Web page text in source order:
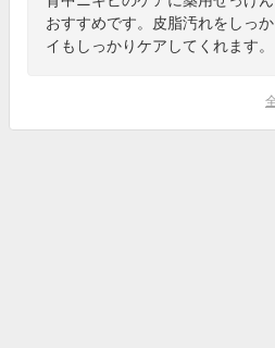
おすすめです。皮脂汚れをしっ
イもしっかりケアしてくれます。